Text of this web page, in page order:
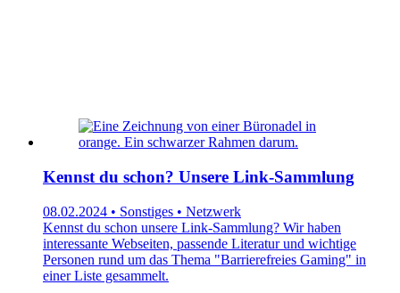
Kennst du schon? Unsere Link-Sammlung
08.02.2024 • Sonstiges • Netzwerk
Kennst du schon unsere Link-Sammlung? Wir haben
interessante Webseiten, passende Literatur und wichtige
Personen rund um das Thema "Barrierefreies Gaming" in
einer Liste gesammelt.